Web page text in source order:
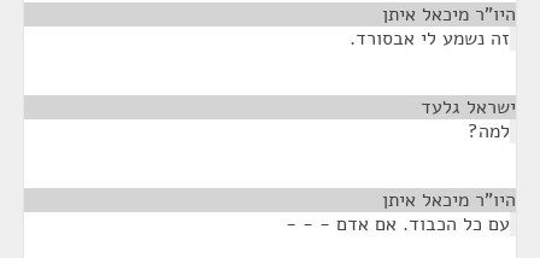
היו"ר מיכאל איתן
זה נשמע לי אבסורד.
ישראל גלעד
למה?
היו"ר מיכאל איתן
עם כל הכבוד. אם אדם - - -